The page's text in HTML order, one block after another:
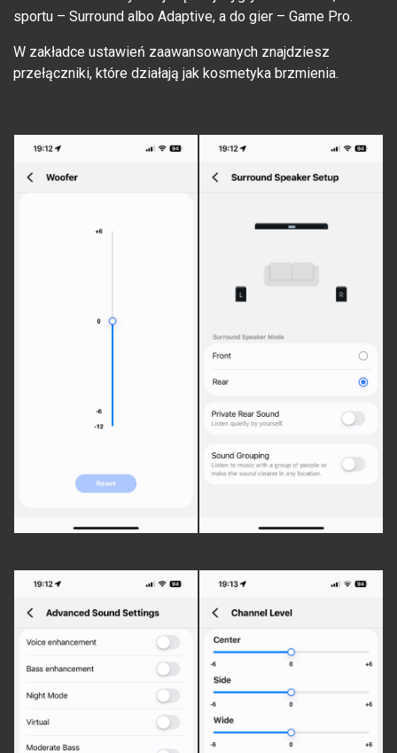
sportu – Surround albo Adaptive, a do gier – Game Pro.
W zakładce ustawień zaawansowanych znajdziesz
przełączniki, które działają jak kosmetyka brzmienia.